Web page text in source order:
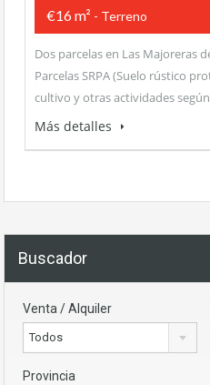
€16 m² - Terreno
Dos parcelas en Las Majoreras
Parcelas SRPA (Suelo rústico
cultivo y otras actividades
Más detalles
Buscador
Venta / Alquiler
Todos
Provincia